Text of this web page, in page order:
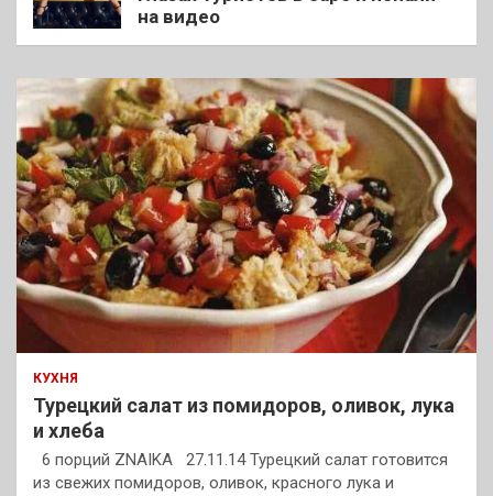
на видео
КУХНЯ
Турецкий салат из помидоров, оливок, лука
и хлеба
6 порций ZNAIKA 27.11.14 Турецкий салат готовится
из свежих помидоров, оливок, красного лука и